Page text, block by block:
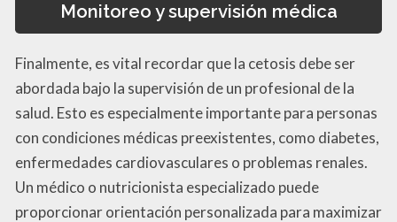
Monitoreo y supervisión médica
Finalmente, es vital recordar que la cetosis debe ser
abordada bajo la supervisión de un profesional de la
salud. Esto es especialmente importante para personas
con condiciones médicas preexistentes, como diabetes,
enfermedades cardiovasculares o problemas renales.
Un médico o nutricionista especializado puede
proporcionar orientación personalizada para maximizar